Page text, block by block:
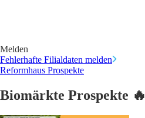
Melden
Fehlerhafte Filialdaten melden
Reformhaus Prospekte
Biomärkte Prospekte 🔥